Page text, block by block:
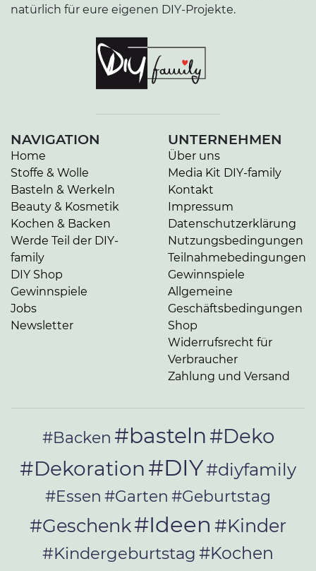
natürlich für eure eigenen DIY-Projekte.
NAVIGATION
Home
Stoffe & Wolle
Basteln & Werkeln
Beauty & Kosmetik
Kochen & Backen
Werde Teil der DIY-
family
DIY Shop
Gewinnspiele
Jobs
Newsletter
UNTERNEHMEN
Über uns
Media Kit DIY-family
Kontakt
Impressum
Datenschutzerklärung
Nutzungsbedingungen
Teilnahmebedingungen
Gewinnspiele
Allgemeine
Geschäftsbedingungen
Shop
Widerrufsrecht für
Verbraucher
Zahlung und Versand
#Backen #basteln#Deko
#Dekoration #DIY#diyfamily
#Essen #Garten #Geburtstag
#Geschenk#Ideen #Kinder
#Kindergeburtstag #Kochen